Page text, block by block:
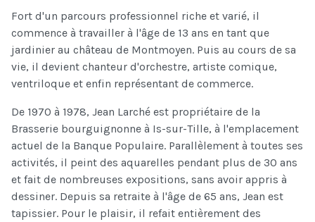
Fort d'un parcours professionnel riche et varié, il
commence à travailler à l'âge de 13 ans en tant que
jardinier au château de Montmoyen. Puis au cours de sa
vie, il devient chanteur d'orchestre, artiste comique,
ventriloque et enfin représentant de commerce.
De 1970 à 1978, Jean Larché est propriétaire de la
Brasserie bourguignonne à Is-sur-Tille, à l'emplacement
actuel de la Banque Populaire. Parallèlement à toutes ses
activités, il peint des aquarelles pendant plus de 30 ans
et fait de nombreuses expositions, sans avoir appris à
dessiner. Depuis sa retraite à l'âge de 65 ans, Jean est
tapissier. Pour le plaisir, il refait entièrement des